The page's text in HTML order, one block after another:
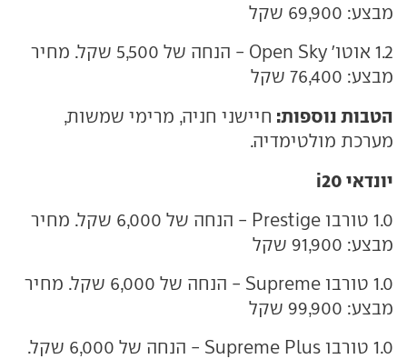
מבצע: 69,900 שקל
1.2 אוטו' Open Sky - הנחה של 5,500 שקל. מחיר
מבצע: 76,400 שקל
הטבות נוספות: חיישני חניה, מרימי שמשות,
מערכת מולטימדיה.
יונדאי i20
1.0 טורבו Prestige - הנחה של 6,000 שקל. מחיר
מבצע: 91,900 שקל
1.0 טורבו Supreme - הנחה של 6,000 שקל. מחיר
מבצע: 99,900 שקל
1.0 טורבו Supreme Plus - הנחה של 6,000 שקל.